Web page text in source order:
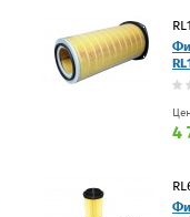
4